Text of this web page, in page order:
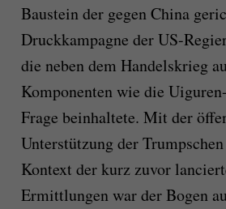
Baustein der gegen China
Druckkampagne der US-
die neben dem Handelskrieg
Komponenten wie die
Frage beinhaltete. Mit der
Unterstützung der
Kontext der kurz zuvor
Ermittlungen war der Bogen